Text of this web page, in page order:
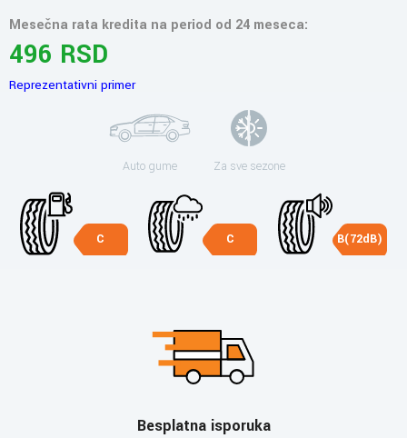
Mesečna rata kredita na period od 24 meseca:
496 RSD
Reprezentativni primer
Auto gume Za sve sezone
C C B(72dB)
Besplatna isporuka